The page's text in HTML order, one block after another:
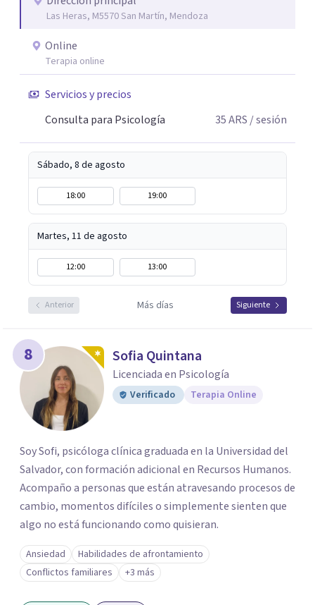
Las Heras, M5570 San Martín, Mendoza
Online
Terapia online
Servicios y precios
Consulta para Psicología
35ARS / sesión
Sábado, 8 de agosto
18:00 19:00
Martes, 11 de agosto
12:00 13:00
Anterior Más días Siguiente
8 Sofia Quintana
Licenciada en Psicología
Verificado Terapia Online
Soy Sofi, psicóloga clínica graduada en la Universidad del
Salvador, con formación adicional en Recursos Humanos.
Acompaño a personas que están atravesando procesos de
cambio, momentos difíciles o simplemente sienten que
algo no está funcionando como quisieran.
Ansiedad
Habilidades de afrontamiento
Conflictos familiares
+3 más